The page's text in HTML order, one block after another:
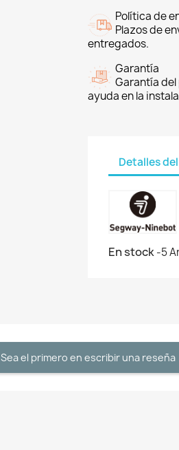
Política de
Plazos de
entregados.
Garantía
Garantía
ayuda en la
Detalles
En stock-5
Sea el primero en escribir una reseña